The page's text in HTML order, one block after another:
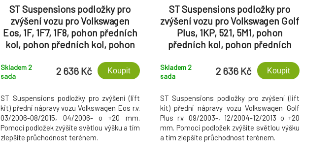
ST Suspensions podložky pro
zvýšení vozu pro Volkswagen
Eos, 1F, 1F7, 1F8, pohon předních
kol, pohon předních kol, pohon
nápravy +20 mm
Skladem 2
sada
2 636 Kč Koupit
ST Suspensions podložky pro zvýšení (lift
kit) přední nápravy vozu Volkswagen Eos r.v.
03/2006-08/2015, 04/2006- o +20 mm.
Pomocí podložek zvýšíte světlou výšku a tím
zlepšíte průchodnost terénem.
ST Suspensions podložky pro
zvýšení vozu pro Volkswagen Golf
Plus, 1KP, 521, 5M1, pohon
předních kol, pohon předních
mm
Skladem 2
sada
2 636 Kč Koupit
ST Suspensions podložky pro zvýšení (lift
kit) přední nápravy vozu Volkswagen Golf
Plus r.v. 09/2003-, 12/2004-12/2013 o +20
mm. Pomocí podložek zvýšíte světlou výšku
a tím zlepšíte průchodnost terénem.